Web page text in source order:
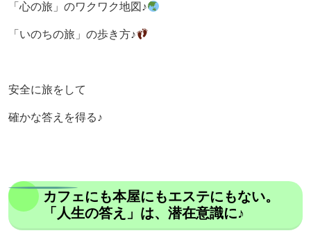
「心の旅」のワクワク地図♪
「いのちの旅」の歩き方♪
安全に旅をして
確かな答えを得る♪
カフェにも本屋にもエステにもない。
「人生の答え」は、潜在意識に♪